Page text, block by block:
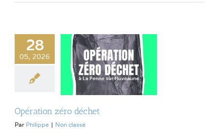
28
05, 2026
Opération zéro déchet
Par Philippe | Non classé